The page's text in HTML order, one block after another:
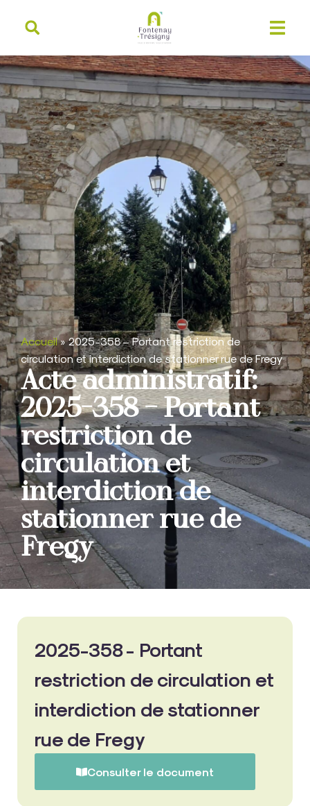
principal
Accueil»2025-358 – Portant restriction de
circulation et interdiction de stationner rue de Fregy
Acte administratif:
2025-358 – Portant
restriction de
circulation et
interdiction de
stationner rue de
Fregy
2025-358 - Portant
restriction de circulation et
interdiction de stationner
rue de Fregy
Consulter le document